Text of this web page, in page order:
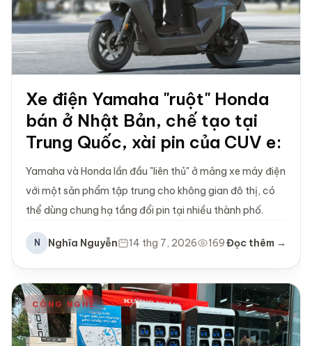
Xe điện Yamaha "ruột" Honda
bán ở Nhật Bản, chế tạo tại
Trung Quốc, xài pin của CUV e:
Yamaha và Honda lần đầu "liên thủ" ở mảng xe máy điện
với một sản phẩm tập trung cho không gian đô thị, có
thể dùng chung hạ tầng đổi pin tại nhiều thành phố.
N Nghĩa Nguyễn 14 thg 7, 2026 169Đọc thêm →
CÔNG NGHỆ